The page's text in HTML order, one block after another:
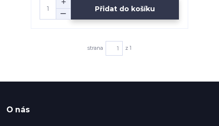
Přidat do košíku
strana z 1
O nás